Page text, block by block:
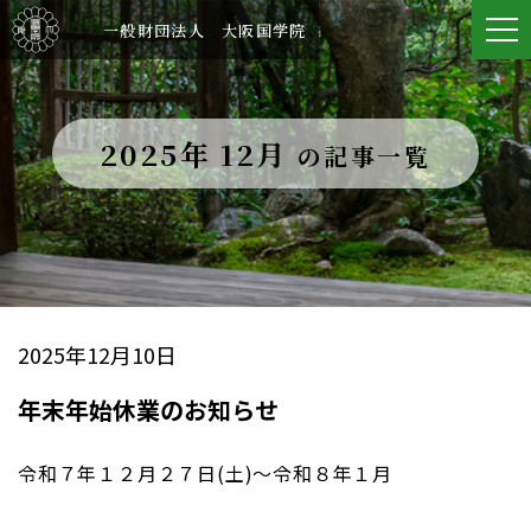
一般財団法人 大阪国学院
2025年 12月の記事一覧
2025年12月10日
年末年始休業のお知らせ
令和７年１２月２７日(土)～令和８年１月